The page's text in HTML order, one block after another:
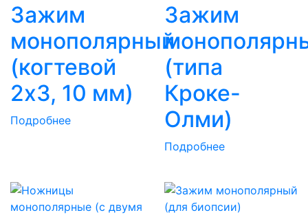
Зажим
монополярный
(когтевой
2х3, 10 мм)
Подробнее
Зажим
(типа
Кроке-
Олми)
Подробнее